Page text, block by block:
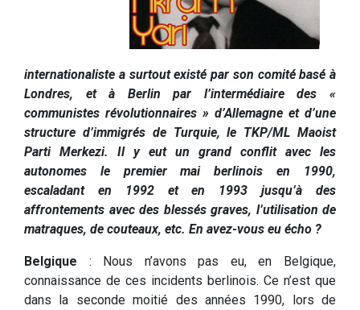
internationaliste a surtout existé par son comité basé à
Londres, et à Berlin par l’intermédiaire des «
communistes révolutionnaires » d’Allemagne et d’une
structure d’immigrés de Turquie, le TKP/ML Maoist
Parti Merkezi. Il y eut un grand conflit avec les
autonomes le premier mai berlinois en 1990,
escaladant en 1992 et en 1993 jusqu’à des
affrontements avec des blessés graves, l’utilisation de
matraques, de couteaux, etc. En avez-vous eu écho ?
Belgique : Nous n’avons pas eu, en Belgique,
connaissance de ces incidents berlinois. Ce n’est que
dans la seconde moitié des années 1990, lors de